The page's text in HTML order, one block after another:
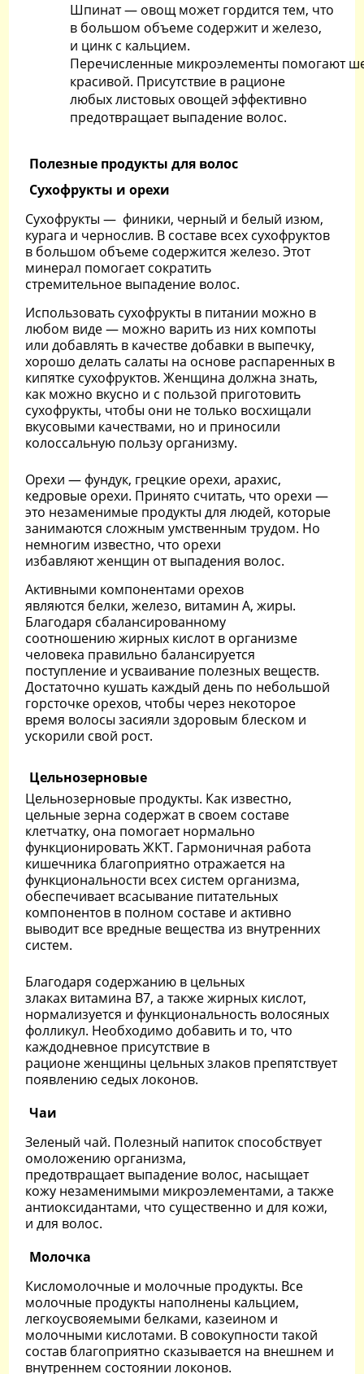
Шпинат — овощ может гордится тем, что
в большом объеме содержит и железо,
и цинк с кальцием.
Перечисленные микроэлементы помогают
красивой. Присутствие в рационе
любых листовых овощей эффективно
предотвращает выпадение волос.
Полезные продукты для волос
Сухофрукты и орехи
Сухофрукты — финики, черный и белый изюм,
курага и чернослив. В составе всех сухофруктов
в большом объеме содержится железо. Этот
минерал помогает сократить
стремительное выпадение волос.
Использовать сухофрукты в питании можно в
любом виде — можно варить из них компоты
или добавлять в качестве добавки в выпечку,
хорошо делать салаты на основе распаренных в
кипятке сухофруктов. Женщина должна знать,
как можно вкусно и с пользой приготовить
сухофрукты, чтобы они не только восхищали
вкусовыми качествами, но и приносили
колоссальную пользу организму.
Орехи — фундук, грецкие орехи, арахис,
кедровые орехи. Принято считать, что орехи —
это незаменимые продукты для людей, которые
занимаются сложным умственным трудом. Но
немногим известно, что орехи
избавляют женщин от выпадения волос.
Активными компонентами орехов
являются белки, железо, витамин А, жиры.
Благодаря сбалансированному
соотношению жирных кислот в организме
человека правильно балансируется
поступление и усваивание полезных веществ.
Достаточно кушать каждый день по небольшой
горсточке орехов, чтобы через некоторое
время волосы засияли здоровым блеском и
ускорили свой рост.
Цельнозерновые
Цельнозерновые продукты. Как известно,
цельные зерна содержат в своем составе
клетчатку, она помогает нормально
функционировать ЖКТ. Гармоничная работа
кишечника благоприятно отражается на
функциональности всех систем организма,
обеспечивает всасывание питательных
компонентов в полном составе и активно
выводит все вредные вещества из внутренних
систем.
Благодаря содержанию в цельных
злаках витамина В7, а также жирных кислот,
нормализуется и функциональность волосяных
фолликул. Необходимо добавить и то, что
каждодневное присутствие в
рационе женщины цельных злаков препятствует
появлению седых локонов.
Чаи
Зеленый чай. Полезный напиток способствует
омоложению организма,
предотвращает выпадение волос, насыщает
кожу незаменимыми микроэлементами, а также
антиоксидантами, что существенно и для кожи,
и для волос.
Молочка
Кисломолочные и молочные продукты. Все
молочные продукты наполнены кальцием,
легкоусвояемыми белками, казеином и
молочными кислотами. В совокупности такой
состав благоприятно сказывается на внешнем и
внутреннем состоянии локонов.